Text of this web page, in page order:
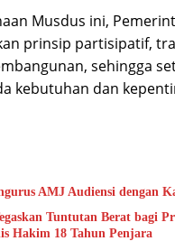
Musdus ini,
prinsip partisipatif,
sehingga
kebutuhan dan
AMJ Audiensi dengan
Tuntutan Berat bagi
Hakim 18 Tahun Penjara